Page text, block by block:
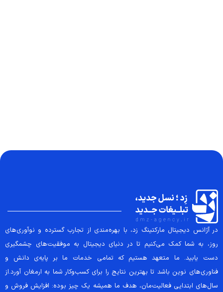
در آژانس دیجیتال مارکتینگ زد، با بهره‌مندی از تجارب گسترده و نوآوری‌های
روز، به شما کمک می‌کنیم تا در دنیای دیجیتال به موفقیت‌های چشمگیری
دست یابید. ما متعهد هستیم که تمامی خدمات ما بر پایه‌ی دانش و
فناوری‌های نوین باشد تا بهترین نتایج را برای کسب‌وکار شما به ارمغان آورد.از
سال‌های ابتدایی فعالیت‌مان، هدف ما همیشه یک چیز بوده: افزایش فروش و